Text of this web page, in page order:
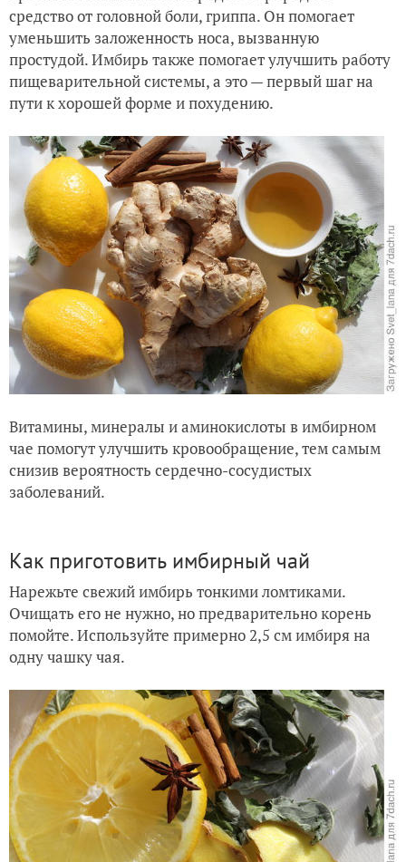
средство от головной боли, гриппа. Он помогает
уменьшить заложенность носа, вызванную
простудой.Имбирь также помогает улучшить работу
пищеварительной системы, а это — первый шаг на
пути к хорошей форме и похудению.
Витамины, минералы и аминокислоты в имбирном
чае помогут улучшить кровообращение, тем самым
снизив вероятность сердечно-сосудистых
заболеваний.
Как приготовить имбирный чай
Нарежьте свежий имбирь тонкими ломтиками.
Очищать его не нужно, но предварительно корень
помойте. Используйте примерно 2,5 см имбиря на
одну чашку чая.